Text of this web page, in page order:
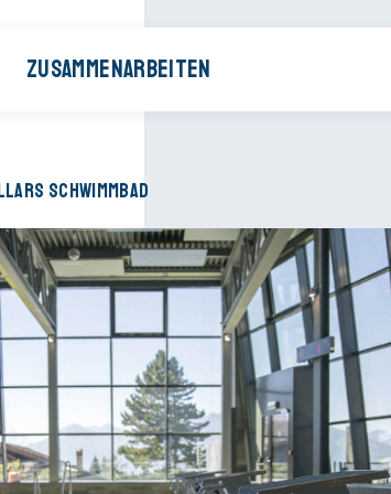
ZUSAMMENARBEITEN
SCHWIMMBAD